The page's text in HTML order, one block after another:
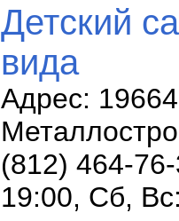
Детский
вида
Адрес:
(812) 464-
19:00, Сб,